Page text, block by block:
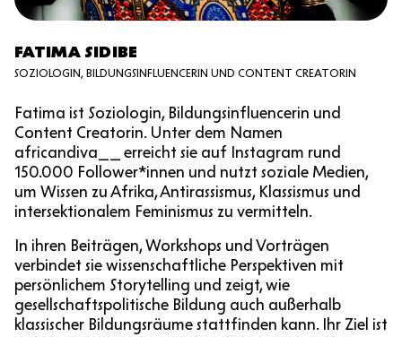
FATIMA SIDIBE
SOZIOLOGIN, BILDUNGSINFLUENCERIN UND CONTENT CREATORIN
Fatima ist Soziologin, Bildungsinfluencerin und
Content Creatorin. Unter dem Namen
africandiva__ erreicht sie auf Instagram rund
150.000 Follower*innen und nutzt soziale Medien,
um Wissen zu Afrika, Antirassismus, Klassismus und
intersektionalem Feminismus zu vermitteln.
In ihren Beiträgen, Workshops und Vorträgen
verbindet sie wissenschaftliche Perspektiven mit
persönlichem Storytelling und zeigt, wie
gesellschaftspolitische Bildung auch außerhalb
klassischer Bildungsräume stattfinden kann. Ihr Ziel ist